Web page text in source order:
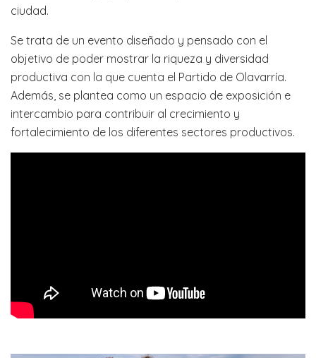
ciudad.
Se trata de un evento diseñado y pensado con el
objetivo de poder mostrar la riqueza y diversidad
productiva con la que cuenta el Partido de Olavarría.
Además, se plantea como un espacio de exposición e
intercambio para contribuir al crecimiento y
fortalecimiento de los diferentes sectores productivos.